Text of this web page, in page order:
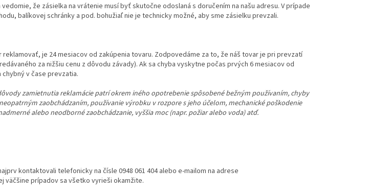
vedomie, že zásielka na vrátenie musí byť skutočne odoslaná s doručením na našu adresu. V prípade
balíkovej schránky a pod. bohužiaľ nie je technicky možné, aby sme zásielku prevzali.
je 24 mesiacov od zakúpenia tovaru. Zodpovedáme za to, že náš tovar je pri prevzatí
za nižšiu cenu z dôvodu závady). Ak sa chyba vyskytne počas prvých 6 mesiacov od
v čase prevzatia.
dôvody zamietnutia reklamácie patrí okrem iného opotrebenie spôsobené bežným používaním, chyby
zaobchádzaním, používanie výrobku v rozpore s jeho účelom, mechanické poškodenie
alebo neodborné zaobchádzanie, vyššia moc (napr. požiar alebo voda) atď.
kontaktovali telefonicky na čísle 0948 061 404 alebo e-mailom na adrese
väčšine prípadov sa všetko vyrieši okamžite.